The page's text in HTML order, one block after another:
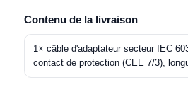
Contenu de la livraison
1× câble d'adaptateur secteur IEC
contact de protection (CEE 7/3),